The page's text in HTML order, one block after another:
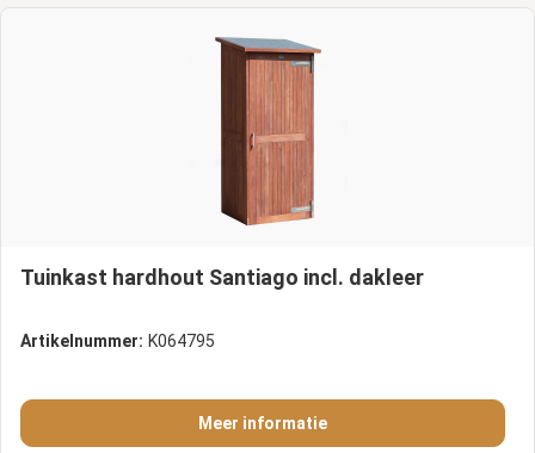
Tuinkast hardhout Santiago incl. dakleer
Artikelnummer: K064795
Meer informatie